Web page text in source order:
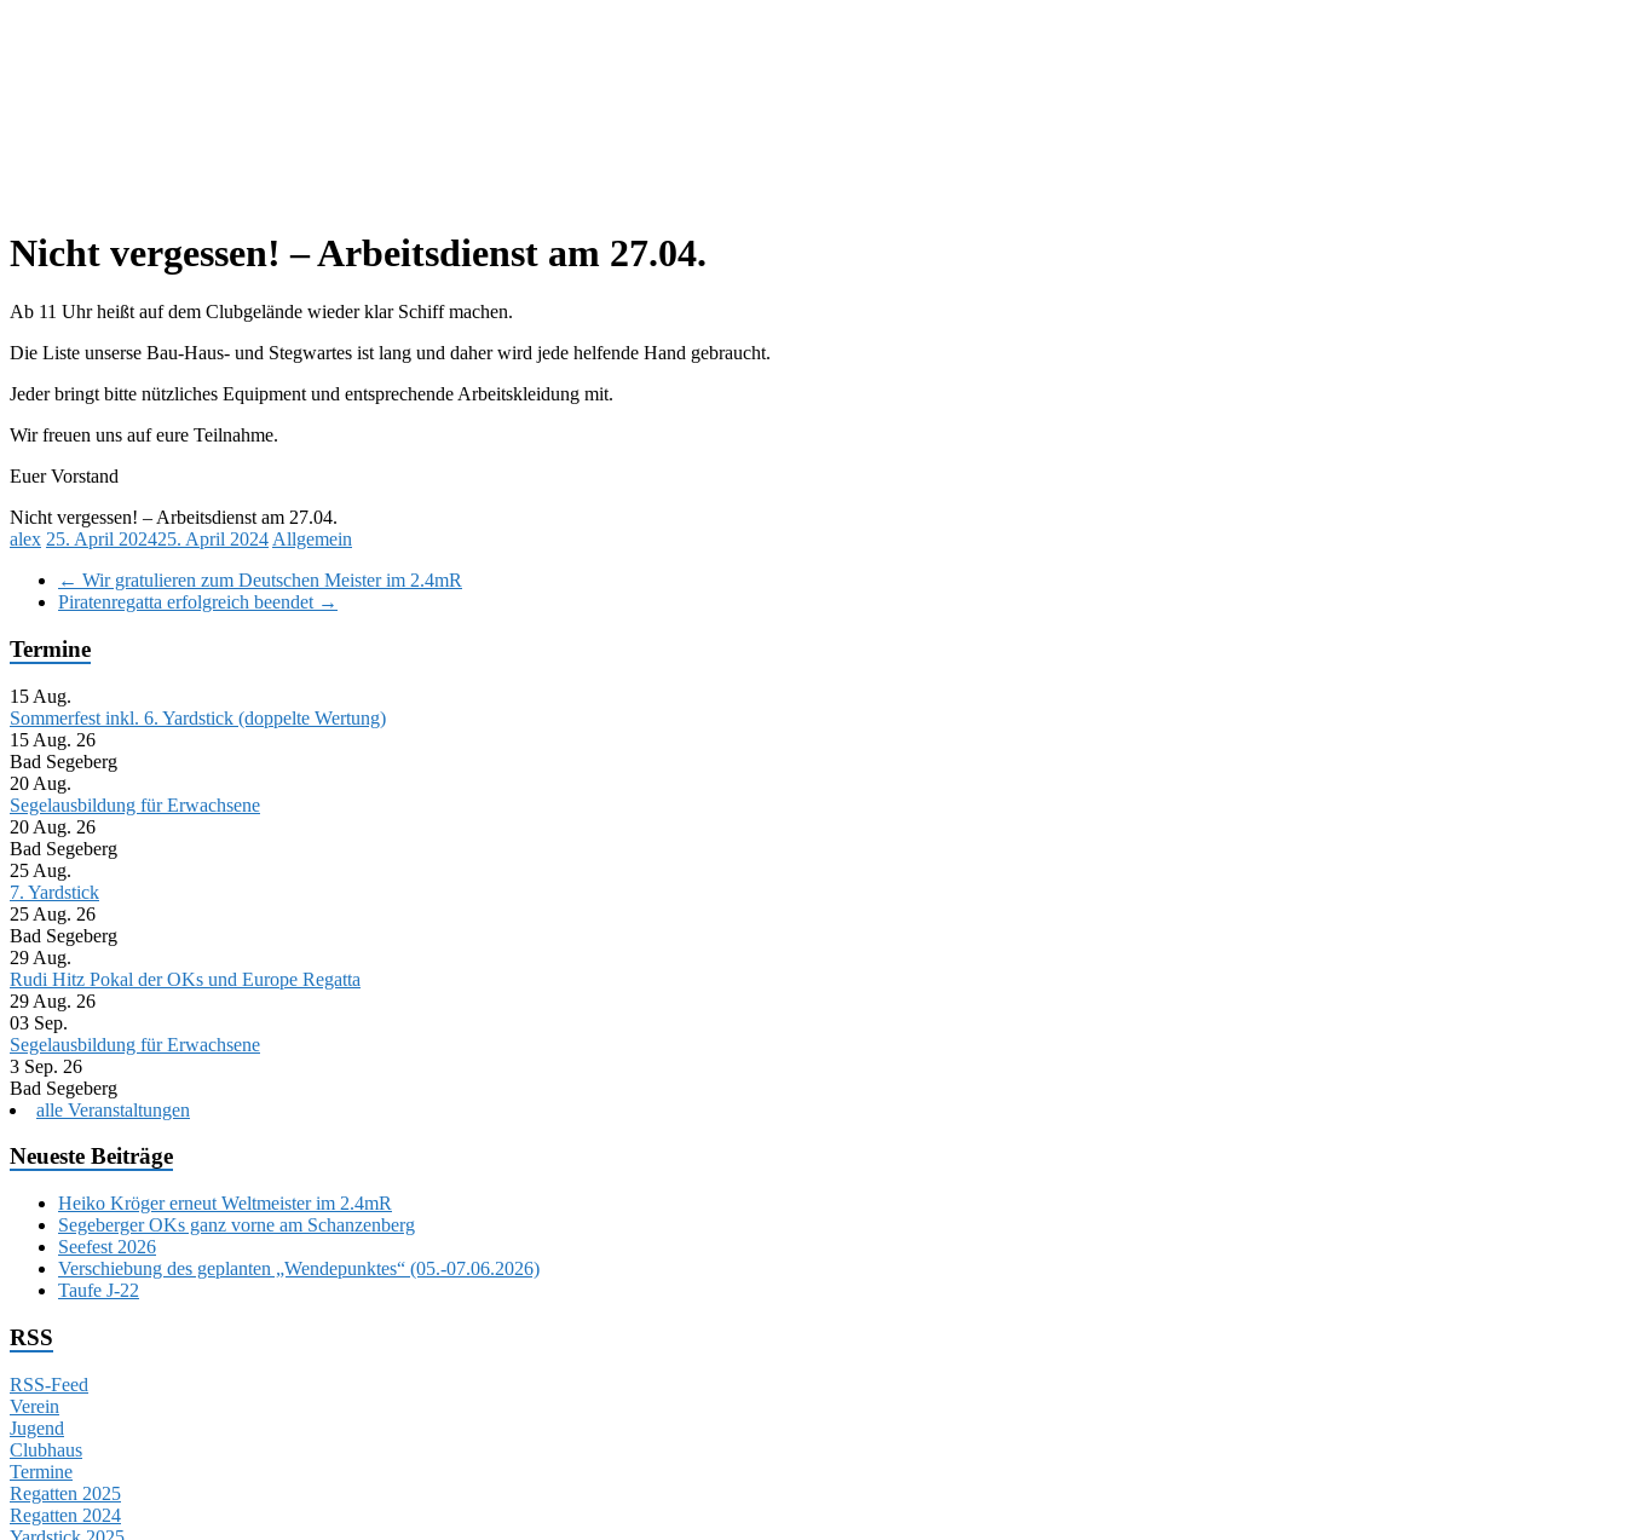
Nicht vergessen! – Arbeitsdienst am 27.04.
Ab 11 Uhr heißt auf dem Clubgelände wieder klar Schiff machen.
Die Liste unserse Bau-Haus- und Stegwartes ist lang und daher wird jede helfende Hand gebraucht.
Jeder bringt bitte nützliches Equipment und entsprechende Arbeitskleidung mit.
Wir freuen uns auf eure Teilnahme.
Euer Vorstand
Nicht vergessen! – Arbeitsdienst am 27.04.
alex 25. April 202425. April 2024 Allgemein
← Wir gratulieren zum Deutschen Meister im 2.4mR
Piratenregatta erfolgreich beendet →
Termine
15 Aug.
Sommerfest inkl. 6. Yardstick (doppelte Wertung)
15 Aug. 26
Bad Segeberg
20 Aug.
Segelausbildung für Erwachsene
20 Aug. 26
Bad Segeberg
25 Aug.
7. Yardstick
25 Aug. 26
Bad Segeberg
29 Aug.
Rudi Hitz Pokal der OKs und Europe Regatta
29 Aug. 26
03 Sep.
Segelausbildung für Erwachsene
3 Sep. 26
Bad Segeberg
alle Veranstaltungen
Neueste Beiträge
Heiko Kröger erneut Weltmeister im 2.4mR
Segeberger OKs ganz vorne am Schanzenberg
Seefest 2026
Verschiebung des geplanten „Wendepunktes“ (05.-07.06.2026)
Taufe J-22
RSS
RSS-Feed
Verein
Jugend
Clubhaus
Termine
Regatten 2025
Regatten 2024